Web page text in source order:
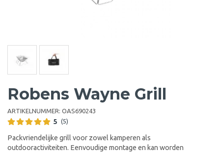
Robens Wayne Grill
ARTIKELNUMMER: OAS690243
5 (5)
Packvriendelijke grill voor zowel kamperen als
outdooractiviteiten. Eenvoudige montage en kan worden